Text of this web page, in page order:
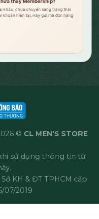
khác, chưa chuyển sang trạng thái
hiện tại. Hãy gửi mã đơn hàng
© CL MEN'S STORE
sử dụng thông tin từ
KH & ĐT TPHCM cấp
07/2019